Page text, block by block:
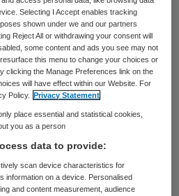
krijgt een pakket met
om van tabak
e-sigaretten. Daarnaast
om van hun
komen.
vrouwen
als ze stoppen
overleg gevoerd over
informatie over het
Selecting I Accept enables tracking
shown under we and our partners
Reject All or withdrawing your consent will
some content and ads you see may not
this menu to change your choices or
clicking the Manage Preferences link on the
will have effect within our Website. For
Policy.
Privacy Statement
place essential and statistical cookies,
you as a person
data to provide:
scan device characteristics for
information on a device. Personalised
and content measurement, audience